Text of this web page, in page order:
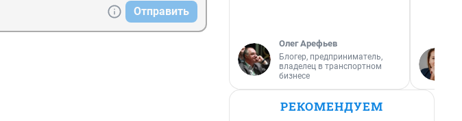
Отправить
Олег Арефьев
Блогер, предприниматель,
владелец в транспортном
бизнесе
РЕКОМЕНДУЕМ